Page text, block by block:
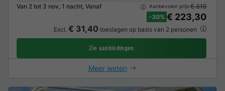
Van 2 tot 3 nov, 1 nacht, Vanaf
Aanbevolen prijs:€ 319
-30% € 223,30
Excl. € 31,40 toeslagen op basis van 2 personen
Zie aanbiedingen
Meer weten